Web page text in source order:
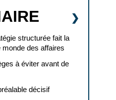
structurée fait la
des affaires
à éviter avant de
décisif